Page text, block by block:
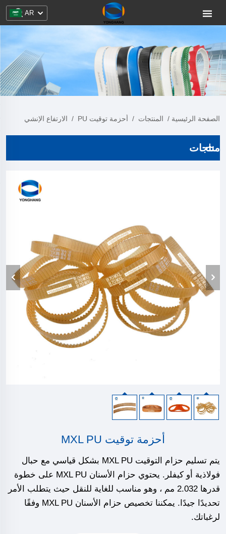
AR
الصفحة الرئيسية / المنتجات / أحزمة توقيت PU / الارتفاع الإنشي
منتجات
أحزمة توقيت MXL PU
يتم تسليم حزام التوقيت MXL PU بشكل قياسي مع حبال
فولاذية أو كيفلر. يحتوي حزام الأسنان MXL PU على خطوة
قدرها 2.032 مم ، وهو مناسب للغاية للنقل حيث يتطلب الأمر
تحديدًا جيدًا. يمكننا تخصيص حزام الأسنان MXL PU وفقًا
لرغباتك.